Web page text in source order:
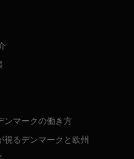
マークの働き方
るデンマークと欧州